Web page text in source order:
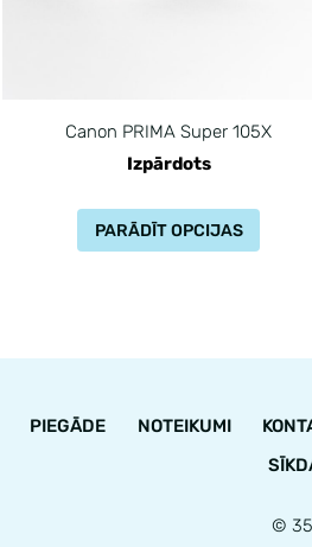
Canon PRIMA Super 105X
Izpārdots
PARĀDĪT OPCIJAS
PIEGĀDE NOTEIKUMI
©